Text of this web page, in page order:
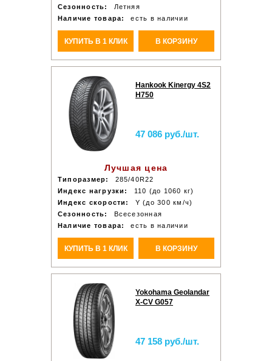
Сезонность:
Летняя
Наличие товара:
есть в наличии
КУПИТЬ В 1 КЛИК В КОРЗИНУ
Hankook Kinergy 4S2
H750
47 086 руб./шт.
Лучшая цена
Типоразмер:
285/40R22
Индекс нагрузки:
110 (до 1060 кг)
Индекс скорости:
Y (до 300 км/ч)
Сезонность:
Всесезонная
Наличие товара:
есть в наличии
КУПИТЬ В 1 КЛИК В КОРЗИНУ
Yokohama Geolandar
X-CV G057
47 158 руб./шт.